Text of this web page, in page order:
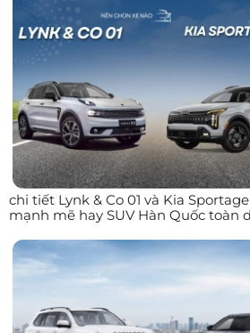
chi tiết Lynk & Co 01 và Kia
mạnh mẽ hay SUV Hàn Quốc toàn